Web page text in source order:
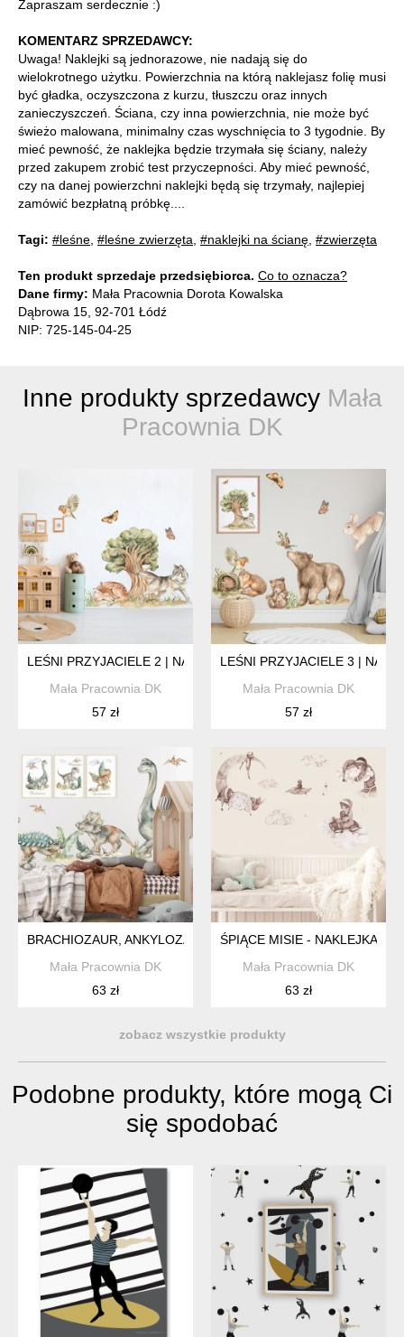
Zapraszam serdecznie :)
KOMENTARZ SPRZEDAWCY:
Uwaga! Naklejki są jednorazowe, nie nadają się do
wielokrotnego użytku. Powierzchnia na którą naklejasz folię musi
być gładka, oczyszczona z kurzu, tłuszczu oraz innych
zanieczyszczeń. Ściana, czy inna powierzchnia, nie może być
świeżo malowana, minimalny czas wyschnięcia to 3 tygodnie. By
mieć pewność, że naklejka będzie trzymała się ściany, należy
przed zakupem zrobić test przyczepności. Aby mieć pewność,
czy na danej powierzchni naklejki będą się trzymały, najlepiej
zamówić bezpłatną próbkę....
Tagi: #leśne #leśne zwierzęta #naklejki na ścianę #zwierzęta
Ten produkt sprzedaje przedsiębiorca. Co to oznacza?
Dane firmy: Mała Pracownia Dorota Kowalska
Dąbrowa 15, 92-701 Łódź
NIP: 725-145-04-25
Inne produkty sprzedawcy Mała
Pracownia DK
LEŚNI PRZYJACIELE 2 | NAKLEJKA NA ŚCIANĘ ROZM. S /
Mała Pracownia DK
57 zł
LEŚNI PRZYJACIELE 3 |
Mała Pracownia DK
57 zł
BRACHIOZAUR, ANKYLOZAUR, TRICERATOPS - NAKLEJKA NA
Mała Pracownia DK
63 zł
ŚPIĄCE MISIE - NAKLEJKA NA
Mała Pracownia DK
63 zł
zobacz wszystkie produkty
Podobne produkty, które mogą Ci
się spodobać